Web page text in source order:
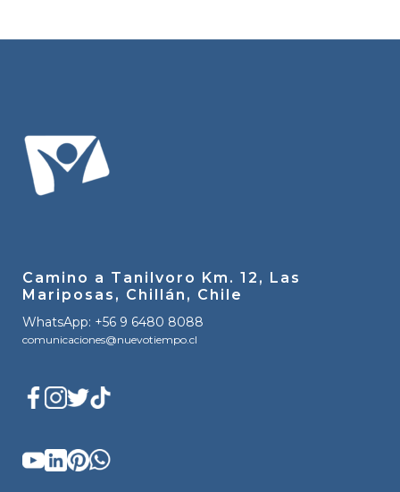
Camino a Tanilvoro Km. 12, Las
Mariposas, Chillán, Chile
WhatsApp: +56 9 6480 8088
comunicaciones@nuevotiempo.cl